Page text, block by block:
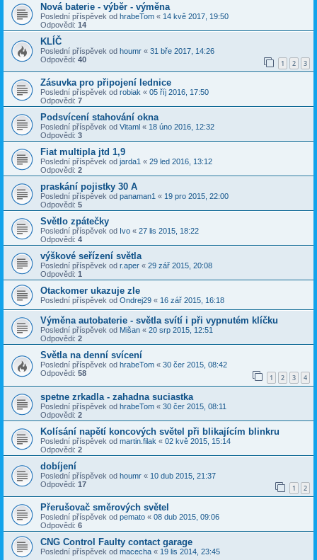
Nová baterie - výběr - výměna
Poslední příspěvek od hrabeTom « 14 kvě 2017, 19:50
Odpovědi: 14
KLÍČ
Poslední příspěvek od houmr « 31 bře 2017, 14:26
Odpovědi: 40 1 2 3
Zásuvka pro připojení lednice
Poslední příspěvek od robiak « 05 říj 2016, 17:50
Odpovědi: 7
Podsvícení stahování okna
Poslední příspěvek od Vitaml « 18 úno 2016, 12:32
Odpovědi: 3
Fiat multipla jtd 1,9
Poslední příspěvek od jarda1 « 29 led 2016, 13:12
Odpovědi: 2
praskání pojistky 30 A
Poslední příspěvek od panaman1 « 19 pro 2015, 22:00
Odpovědi: 5
Světlo zpátečky
Poslední příspěvek od Ivo « 27 lis 2015, 18:22
Odpovědi: 4
výškové seřízení světla
Poslední příspěvek od r.aper « 29 zář 2015, 20:08
Odpovědi: 1
Otackomer ukazuje zle
Poslední příspěvek od Ondrej29 « 16 zář 2015, 16:18
Výměna autobaterie - světla svítí i při vypnutém klíčku
Poslední příspěvek od Mišan « 20 srp 2015, 12:51
Odpovědi: 2
Světla na denní svícení
Poslední příspěvek od hrabeTom « 30 čer 2015, 08:42
Odpovědi: 58 1 2 3 4
spetne zrkadla - zahadna suciastka
Poslední příspěvek od hrabeTom « 30 čer 2015, 08:11
Odpovědi: 2
Kolísání napětí koncových světel při blikajícím blinkru
Poslední příspěvek od martin.filak « 02 kvě 2015, 15:14
Odpovědi: 2
dobíjení
Poslední příspěvek od houmr « 10 dub 2015, 21:37
Odpovědi: 17 1 2
Přerušovač směrových světel
Poslední příspěvek od pemato « 08 dub 2015, 09:06
Odpovědi: 6
CNG Control Faulty contact garage
Poslední příspěvek od macecha « 19 lis 2014, 23:45